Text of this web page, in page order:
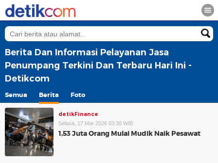
Berita Dan Informasi Pelayanan Jasa
Penumpang Terkini Dan Terbaru Hari Ini -
Detikcom
Semua Berita Foto
detikFinance
Selasa, 17 Mar 2026 03:30 WIB
1,53 Juta Orang Mulai Mudik Naik Pesawat